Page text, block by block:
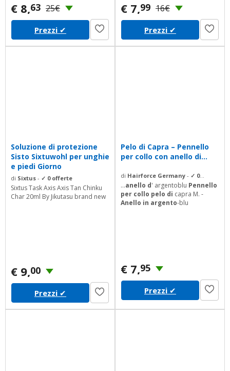
€ 8,63 25€
Prezzi ✔
€ 7,99 16€
Prezzi ✔
Soluzione di protezione
Sisto Sixtuwohl per unghie
e piedi Giorno
di Sixtus - ✓ 0 offerte
Sixtus Task Axis Axis Tan Chinku
Char 20ml By Jikutasu brand new
€ 9,00
Prezzi ✔
Pelo di Capra – Pennello
per collo con anello di...
di Hairforce Germany - ✓ 0
offerte
...anello d' argentoblu Pennello
per collo pelo di capra M. -
Anello in argento-blu
€ 7,95
Prezzi ✔